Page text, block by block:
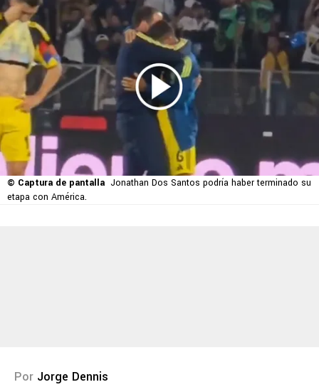
© Captura de pantalla Jonathan Dos Santos podría haber terminado su
etapa con América.
Por Jorge Dennis